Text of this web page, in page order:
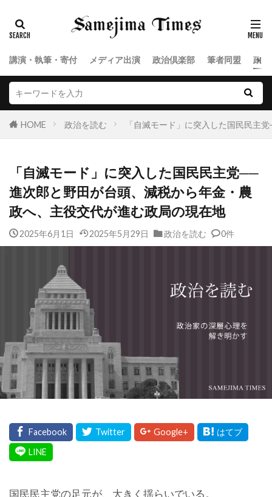
講演・執筆・寄付 メディア出演 政治倶楽部 筆者同盟 政
HOME 政治を読む 「自滅モード」に突入した国民民主
「自滅モード」に突入した国民民主党──
進次郎と野田が台頭、減税から年金・農
政へ、主役交代が進む政局の現在地
2025年6月1日 2025年5月29日 政治を読む 0件
国民民主党の足元が、大きく揺らいでいる。